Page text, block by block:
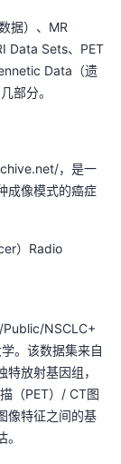
据）、MR
Data Sets、PET
Data（遗
部分。
，是一
成像模式的癌症
）Radio
NSCLC+
。该数据集来自
放射基因组，
（PET）/ CT图
像特征之间的基